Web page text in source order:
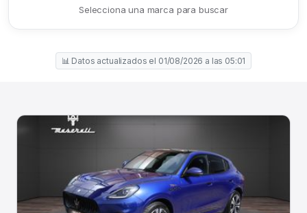
Selecciona una marca para buscar
📊 Datos actualizados el 01/08/2026 a las 05:01